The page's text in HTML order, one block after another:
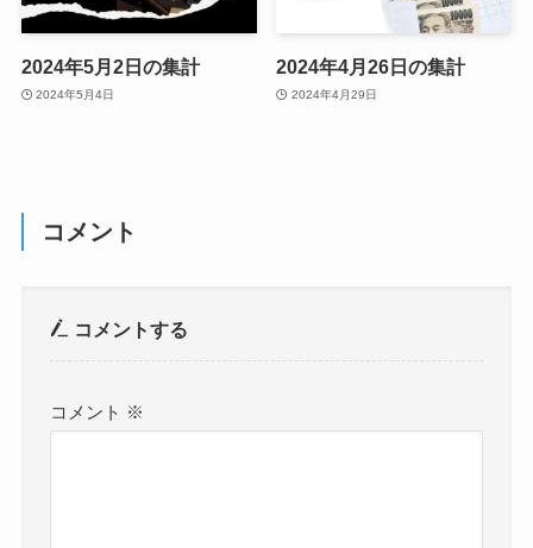
2024年5月2日の集計
2024年5月4日
2024年4月26日の集計
2024年4月29日
コメント
コメントする
コメント ※